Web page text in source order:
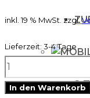
2-
inkl. 19 % MwSt. zzgl.
Lieferzeit: 3-4 Tage
ZAP
Gabelentlüfterset
In den Warenkorb